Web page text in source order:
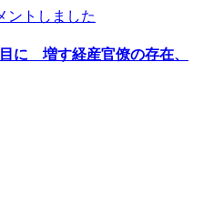
ントしました
に 増す経産官僚の存在、